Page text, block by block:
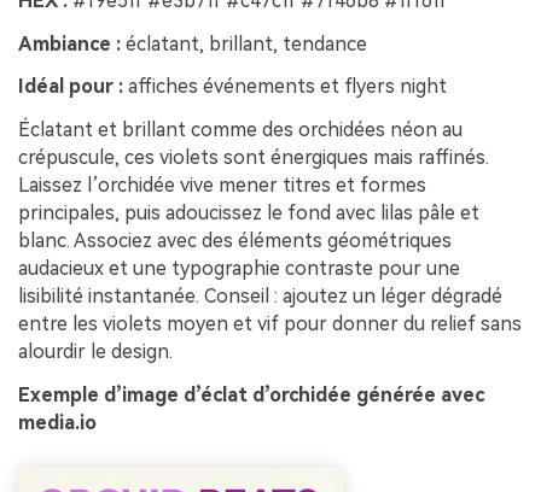
Ambiance : éclatant, brillant, tendance
Idéal pour : affiches événements et flyers night
Éclatant et brillant comme des orchidées néon au
crépuscule, ces violets sont énergiques mais raffinés.
Laissez l’orchidée vive mener titres et formes
principales, puis adoucissez le fond avec lilas pâle et
blanc. Associez avec des éléments géométriques
audacieux et une typographie contraste pour une
lisibilité instantanée. Conseil : ajoutez un léger dégradé
entre les violets moyen et vif pour donner du relief sans
alourdir le design.
Exemple d’image d’éclat d’orchidée générée avec
media.io